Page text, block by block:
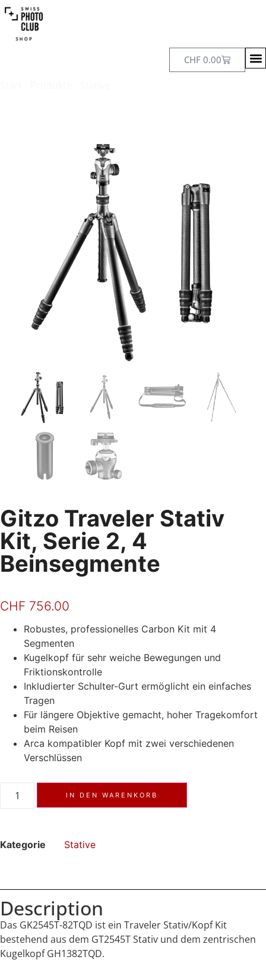
CHF 0.00
Gitzo Traveler Stativ
Kit, Serie 2, 4
Beinsegmente
CHF 756.00
Robustes, professionelles Carbon Kit mit 4
Segmenten
Kugelkopf für sehr weiche Bewegungen und
Friktionskontrolle
Inkludierter Schulter-Gurt ermöglicht ein einfaches
Tragen
Für längere Objektive gemacht, hoher Tragekomfort
beim Reisen
Arca kompatibler Kopf mit zwei verschiedenen
Verschlüssen
IN DEN WARENKORB
Kategorie Stative
Description
Das GK2545T-82TQD ist ein Traveler Stativ/Kopf Kit
bestehend aus dem GT2545T Stativ und dem zentrischen
Kugelkopf GH1382TQD.